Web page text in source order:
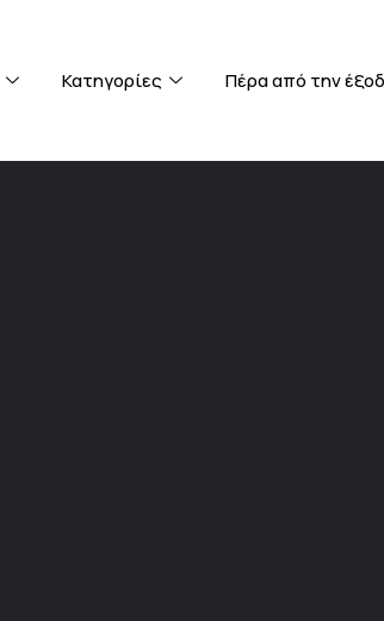
Κατηγορίες Πέρα από την